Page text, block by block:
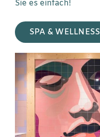
Sie es einfach!
SPA & WELLNESS